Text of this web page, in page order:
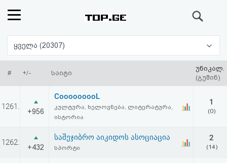
რეიტინგი
(მთავარი)
ფოსტა
კითხვა-
პასუხი
ყველა (20307)
# +/- საიტი
უნიკალ.
(გუშინ)
1261.
+956
CooooooooL
კულტურა, ხელოვნება, ლიტერატურა,
ისტორია
1
(0)
1262.
+432
საშეჯიბრო აიკიდოს ასოციაცია
სპორტი
2
(14)